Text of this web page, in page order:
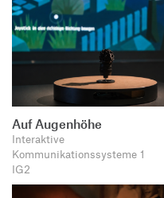
Auf Augenhöhe
Interaktive
Kommunikationssysteme 1
IG2